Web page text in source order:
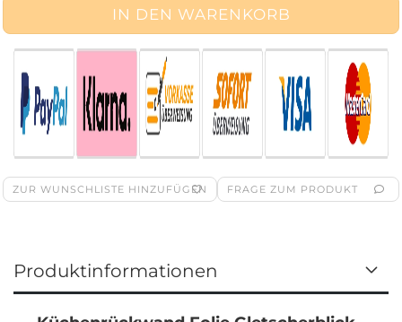
ZUR WUNSCHLISTE HINZUFÜGEN FRAGE ZUM PRODUKT
Produktinformationen